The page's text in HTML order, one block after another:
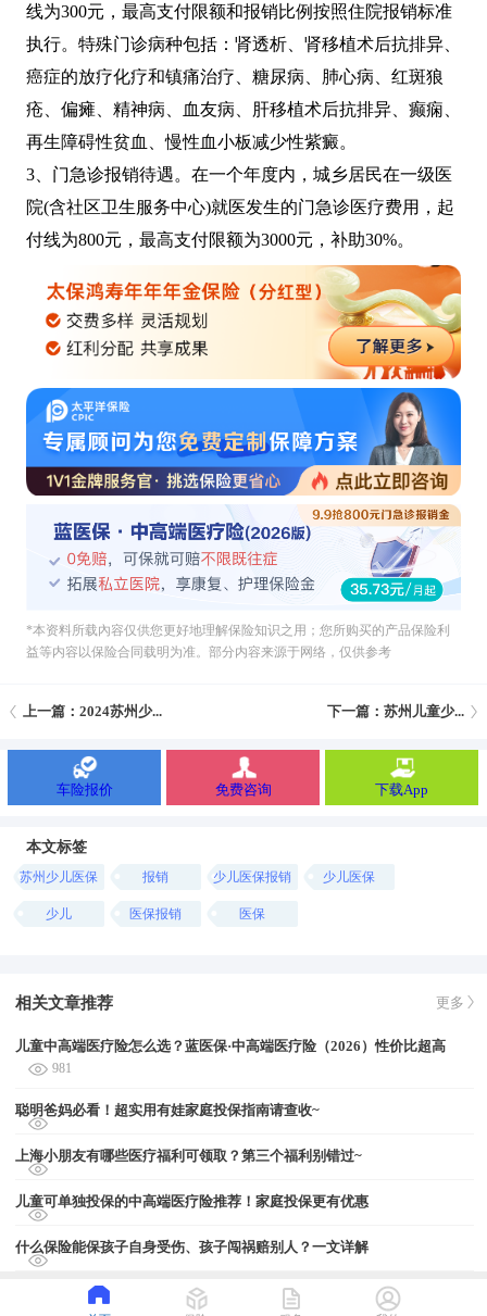
线为300元，最高支付限额和报销比例按照住院报销标准
执行。特殊门诊病种包括：肾透析、肾移植术后抗排异、
癌症的放疗化疗和镇痛治疗、糖尿病、肺心病、红斑狼
疮、偏瘫、精神病、血友病、肝移植术后抗排异、癫痫、
再生障碍性贫血、慢性血小板减少性紫癜。
3、门急诊报销待遇。在一个年度内，城乡居民在一级医
院(含社区卫生服务中心)就医发生的门急诊医疗费用，起
付线为800元，最高支付限额为3000元，补助30%。
*本资料所载內容仅供您更好地理解保险知识之用；您所购买的产品保险利
益等内容以保险合同载明为准。部分内容来源于网络，仅供参考
上一篇：2024苏州少... 下一篇：苏州儿童少...
车险报价 免费咨询 下载App
本文标签
苏州少儿医保 报销 少儿医保报销 少儿医保
少儿 医保报销 医保
相关文章推荐 更多
儿童中高端医疗险怎么选？蓝医保·中高端医疗险（2026）性价比超高
981
聪明爸妈必看！超实用有娃家庭投保指南请查收~
上海小朋友有哪些医疗福利可领取？第三个福利别错过~
儿童可单独投保的中高端医疗险推荐！家庭投保更有优惠
什么保险能保孩子自身受伤、孩子闯祸赔别人？一文详解